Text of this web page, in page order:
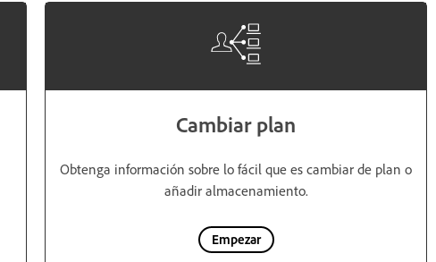
Cambiar plan
Obtenga información sobre lo fácil que es cambiar de plan o
añadir almacenamiento.
Empezar